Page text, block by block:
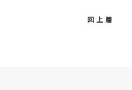
回 上 層